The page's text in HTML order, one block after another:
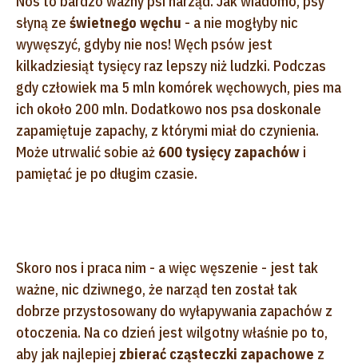
słyną ze świetnego węchu - a nie mogłyby nic
wywęszyć, gdyby nie nos! Węch psów jest
kilkadziesiąt tysięcy raz lepszy niż ludzki. Podczas
gdy człowiek ma 5 mln komórek węchowych, pies ma
ich około 200 mln. Dodatkowo nos psa doskonale
zapamiętuje zapachy, z którymi miał do czynienia.
Może utrwalić sobie aż 600 tysięcy zapachów i
pamiętać je po długim czasie.
Skoro nos i praca nim - a więc węszenie - jest tak
ważne, nic dziwnego, że narząd ten został tak
dobrze przystosowany do wyłapywania zapachów z
otoczenia. Na co dzień jest wilgotny właśnie po to,
aby jak najlepiej zbierać cząsteczki zapachowe z